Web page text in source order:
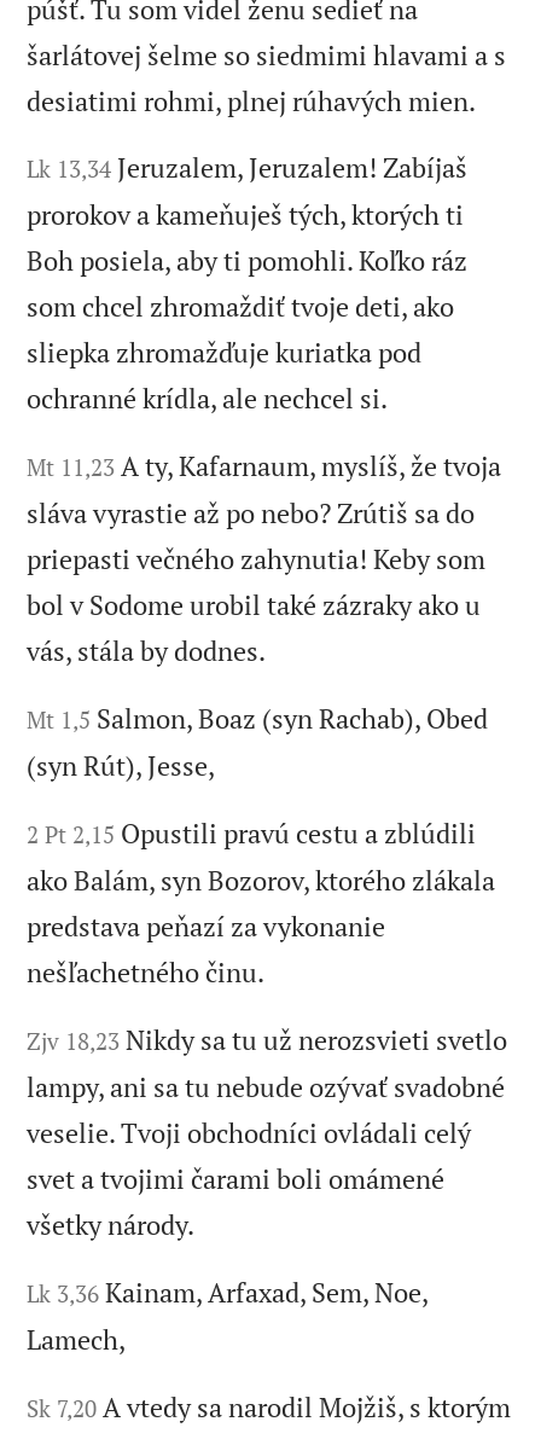
púšť. Tu som videl ženu sedieť na
šarlátovej šelme so siedmimi hlavami a s
desiatimi rohmi, plnej rúhavých mien.
Lk 13,34 Jeruzalem, Jeruzalem! Zabíjaš
prorokov a kameňuješ tých, ktorých ti
Boh posiela, aby ti pomohli. Koľko ráz
som chcel zhromaždiť tvoje deti, ako
sliepka zhromažďuje kuriatka pod
ochranné krídla, ale nechcel si.
Mt 11,23 A ty, Kafarnaum, myslíš, že tvoja
sláva vyrastie až po nebo? Zrútiš sa do
priepasti večného zahynutia! Keby som
bol v Sodome urobil také zázraky ako u
vás, stála by dodnes.
Mt 1,5 Salmon, Boaz (syn Rachab), Obed
(syn Rút), Jesse,
2 Pt 2,15 Opustili pravú cestu a zblúdili
ako Balám, syn Bozorov, ktorého zlákala
predstava peňazí za vykonanie
nešľachetného činu.
Zjv 18,23 Nikdy sa tu už nerozsvieti svetlo
lampy, ani sa tu nebude ozývať svadobné
veselie. Tvoji obchodníci ovládali celý
svet a tvojimi čarami boli omámené
všetky národy.
Lk 3,36 Kainam, Arfaxad, Sem, Noe,
Lamech,
Sk 7,20 A vtedy sa narodil Mojžiš, s ktorým